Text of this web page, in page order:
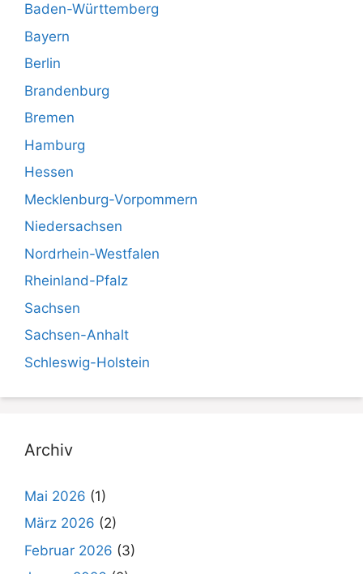
Baden-Württemberg
Bayern
Berlin
Brandenburg
Bremen
Hamburg
Hessen
Mecklenburg-Vorpommern
Niedersachsen
Nordrhein-Westfalen
Rheinland-Pfalz
Sachsen
Sachsen-Anhalt
Schleswig-Holstein
Archiv
Mai 2026 (1)
März 2026 (2)
Februar 2026 (3)